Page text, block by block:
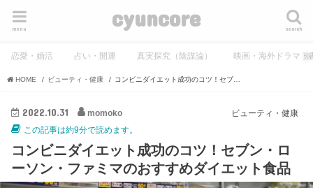
cyuncore search
menu
恋愛・婚活 占い・開運 真実探究（陰謀論） 映画・海外ドラマ・
HOME ビューティ・健康
ビューティ・健康
2022.10.31
momoko
この記事は約9分で読めます。
コンビニダイエット成功のコツ！セブン・ロ
ーソン・ファミマのおすすめダイエット食品